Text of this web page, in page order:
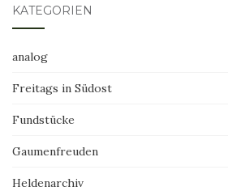
KATEGORIEN
analog
Freitags in Südost
Fundstücke
Gaumenfreuden
Heldenarchiv